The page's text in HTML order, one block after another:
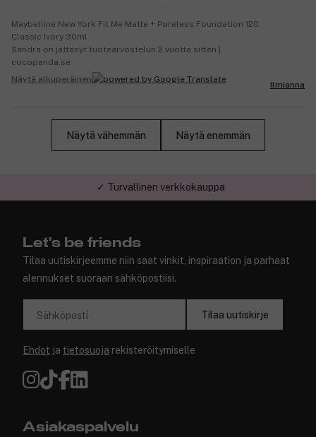
Maybelline New York Fit Me Matte + Poreless Foundation 120
Classic Ivory 30ml
Sandra on jättänyt tuotearvostelun 2 vuotta sitten |
cocopanda.se
Näytä alkuperäinen
Ilmianna
Näytä vähemmän Näytä enemmän
✓ Turvallinen verkkokauppa
Let's be friends
Tilaa uutiskirjeemme niin saat vinkit, inspiraation ja parhaat
alennukset suoraan sähköpostiisi.
Sähköposti Tilaa uutiskirje
Ehdot ja tietosuoja rekisteröitymiselle
Asiakaspalvelu